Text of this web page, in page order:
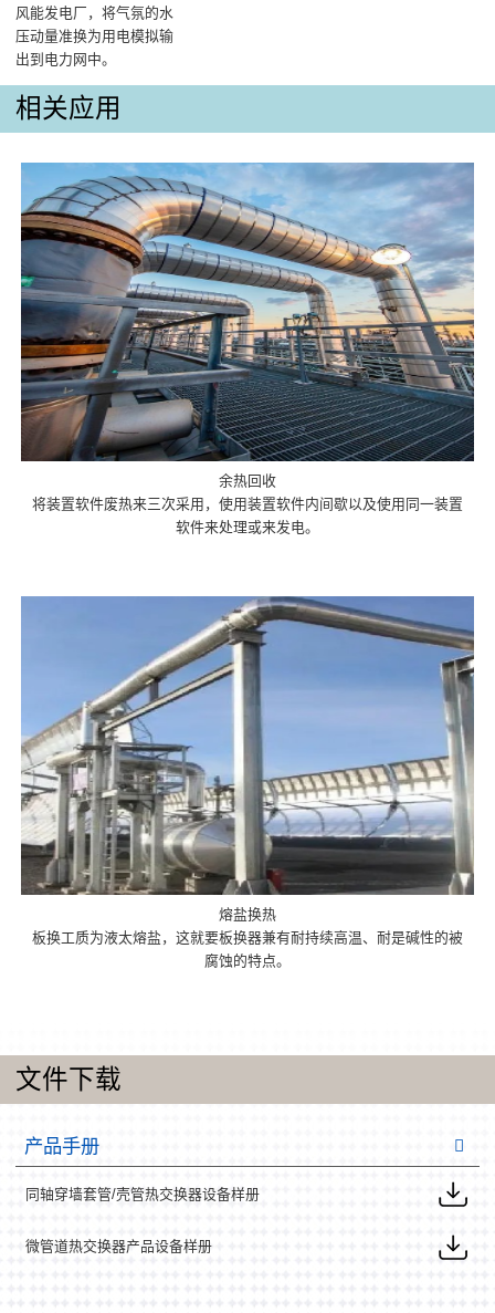
风能发电厂，将气氛的水
压动量准换为用电模拟输
出到电力网中‌。
相关应用
余热回收
将装置软件废热来三次采用，使用装置软件内间歇以及使用同一装置
软件来处理或来发电。
熔盐换热
板换工质为液太熔盐，这就要板换器兼有耐持续高温、耐是碱性的被
腐蚀的特点。
文件下载
产品手册
同轴穿墙套管/壳管热交换器设备样册
微管道热交换器产品设备样册